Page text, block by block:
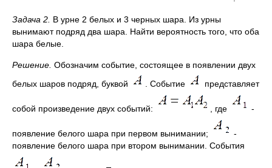
Задача 2. В урне 2 белых и 3 черных шара. Из урны
вынимают подряд два шара. Найти вероятность того, что оба
шара белые.
Решение. Обозначим событие, состоящее в появлении двух
белых шаров подряд, буквой
. Событие представляет
собой произведение двух событий: , где -
появление белого шара при первом вынимании;
-
появление белого шара при втором вынимании. События